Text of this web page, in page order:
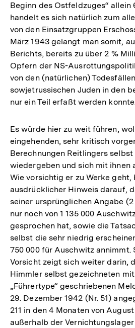
Beginn des Ostfeldzuges“
handelt es sich natürlich zum
von den Einsatzgruppen
März 1943 gelangt man somit,
Berichts, bereits zu über 2 %
Opfern der NS-
von den (natürlichen)
sowjetrussischen Juden in den
nur ein Teil erfaßt werden
Es würde hier zu weit führen,
eingehenden, sehr kritisch
Berechnungen Reitlingers selbst
wiedergeben und sich mit ihnen
Wie vorsichtig er zu Werke geht,
ausdrücklicher Hinweis darauf,
seiner ursprünglichen Angabe
nur noch von 1 135 000
gesprochen hat, sowie die
selbst die sehr niedrig
750 000 für Auschwitz annimmt.
Vorsicht zeigt sich weiter darin,
Himmler selbst gezeichneten
„Führertype“ geschriebenen
29. Dezember 1942 (Nr. 51)
211 in den 4 Monaten von
außerhalb der